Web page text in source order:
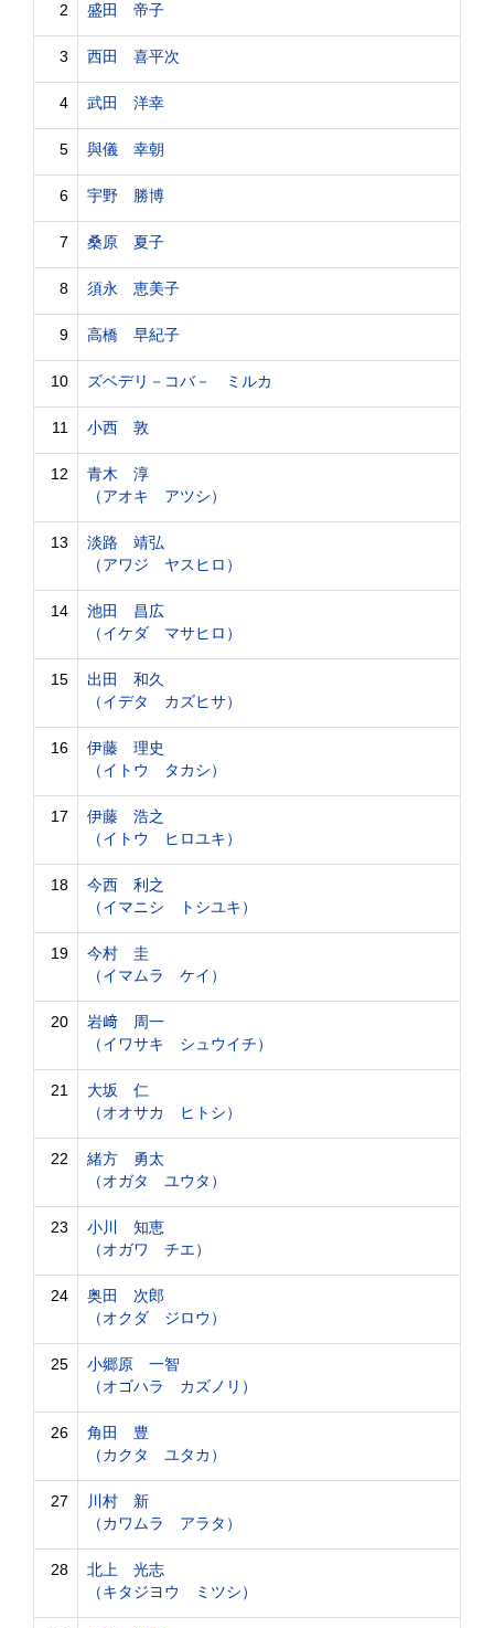
2 盛田 帝子
3 西田 喜平次
4 武田 洋幸
5 與儀 幸朝
6 宇野 勝博
7 桑原 夏子
8 須永 恵美子
9 高橋 早紀子
10 ズベデリ－コバ－ ミルカ
11 小西 敦
12
青木 淳
（アオキ アツシ）
13
淡路 靖弘
（アワジ ヤスヒロ）
14
池田 昌広
（イケダ マサヒロ）
15
出田 和久
（イデタ カズヒサ）
16
伊藤 理史
（イトウ タカシ）
17
伊藤 浩之
（イトウ ヒロユキ）
18
今西 利之
（イマニシ トシユキ）
19
今村 圭
（イマムラ ケイ）
20
岩﨑 周一
（イワサキ シュウイチ）
21
大坂 仁
（オオサカ ヒトシ）
22
緒方 勇太
（オガタ ユウタ）
23
小川 知恵
（オガワ チエ）
24
奥田 次郎
（オクダ ジロウ）
25
小郷原 一智
（オゴハラ カズノリ）
26
角田 豊
（カクタ ユタカ）
27
川村 新
（カワムラ アラタ）
28
北上 光志
（キタジヨウ ミツシ）